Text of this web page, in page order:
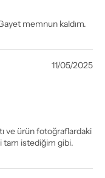
memnun kaldım.
11/05/2025
ve ürün fotoğraflardaki
tam istediğim gibi.